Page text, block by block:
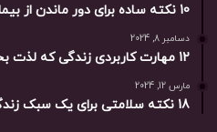
10 نکته ساده برای دور ماندن از بیماری ها
دسامبر 8, 2024
12 مهارت کاربردی زندگی که لذت بخش هم هستند
مارس 12, 2024
18 نکته سلامتی برای یک سبک زندگی سالم